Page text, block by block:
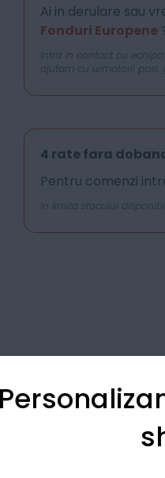
Ai in derulare sau
Fonduri Europene
Intra in contact cu
ajutam cu urmatorii pasi.
4 rate fara
Pentru comenzi
In limita stocului